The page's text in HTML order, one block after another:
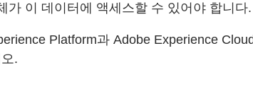
가 이 데이터에 액세스할 수 있어야 합니다.
Platform과 Adobe Experience
.